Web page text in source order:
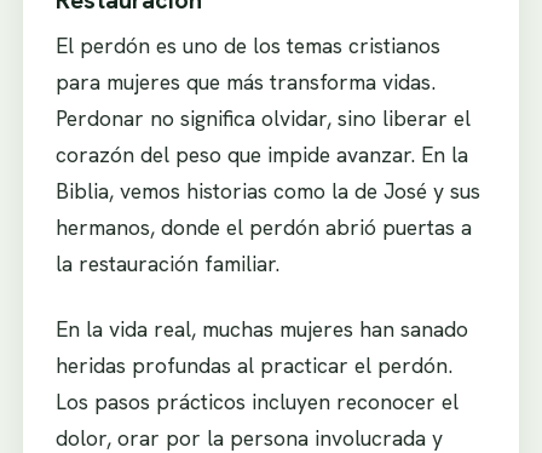
El perdón es uno de los temas cristianos
para mujeres que más transforma vidas.
Perdonar no significa olvidar, sino liberar el
corazón del peso que impide avanzar. En la
Biblia, vemos historias como la de José y sus
hermanos, donde el perdón abrió puertas a
la restauración familiar.
En la vida real, muchas mujeres han sanado
heridas profundas al practicar el perdón.
Los pasos prácticos incluyen reconocer el
dolor, orar por la persona involucrada y